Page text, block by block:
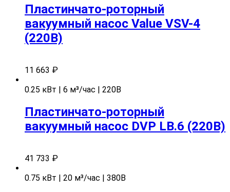
Пластинчато-роторный
вакуумный насос Value VSV-4
(220В)
11 663 ₽
0.25 кВт | 6 м³/час | 220В
Пластинчато-роторный
вакуумный насос DVP LB.6 (220В)
41 733 ₽
0.75 кВт | 20 м³/час | 380В